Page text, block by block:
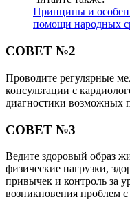
Принципы и
помощи народных
СОВЕТ №2
Проводите регулярные
консультации с
диагностики возможных
СОВЕТ №3
Ведите здоровый образ
физические нагрузки,
привычек и контроль за
возникновения проблем